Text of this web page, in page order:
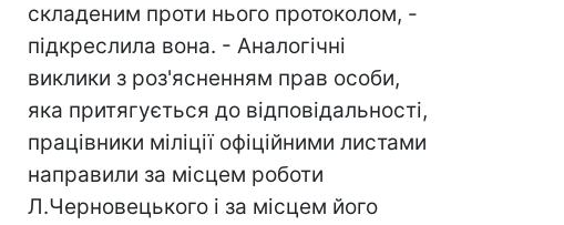
складеним проти нього протоколом, -
підкреслила вона. - Аналогічні
виклики з роз'ясненням прав особи,
яка притягується до відповідальності,
працівники міліції офіційними листами
направили за місцем роботи
Л.Черновецького і за місцем його